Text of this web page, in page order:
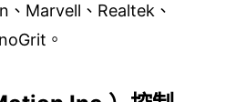
、 Marvell 、Realtek、
。